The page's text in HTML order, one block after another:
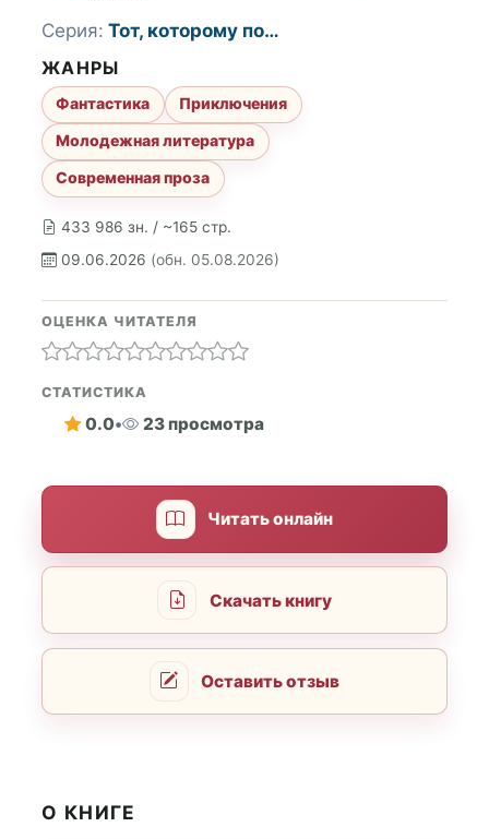
433 986 зн. / ~165 стр.
09.06.2026 (обн. 05.08.2026)
Серия: Тот, которому по…
ЖАНРЫ
Фантастика
Приключения
Молодежная литература
Современная проза
ОЦЕНКА ЧИТАТЕЛЯ
СТАТИСТИКА
0.0• 23 просмотра
Читать онлайн
Скачать книгу
Оставить отзыв
О КНИГЕ